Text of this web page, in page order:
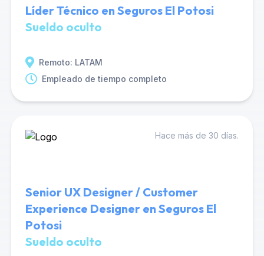
Líder Técnico en Seguros El Potosi
Sueldo oculto
Remoto: LATAM
Empleado de tiempo completo
Hace más de 30 días.
Senior UX Designer / Customer
Experience Designer en Seguros El
Potosi
Sueldo oculto